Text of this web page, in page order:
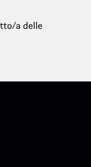
a delle